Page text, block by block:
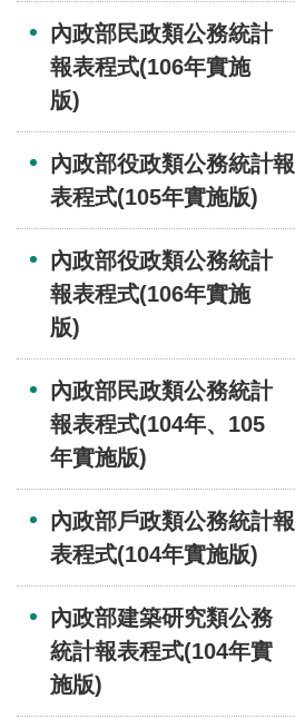
內政部民政類公務統計
報表程式(106年實施
版)
內政部役政類公務統計報
表程式(105年實施版)
內政部役政類公務統計
報表程式(106年實施
版)
內政部民政類公務統計
報表程式(104年、105
年實施版)
內政部戶政類公務統計報
表程式(104年實施版)
內政部建築研究類公務
統計報表程式(104年實
施版)